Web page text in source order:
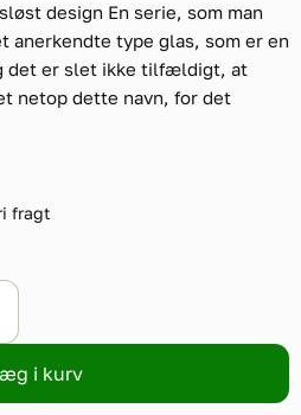
design En serie, som man
anerkendte type glas, som er en
det er slet ikke tilfældigt, at
netop dette navn, for det
fragt
i kurv